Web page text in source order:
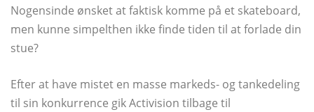
Nogensinde ønsket at faktisk komme på et skateboard,
men kunne simpelthen ikke finde tiden til at forlade din
stue?
Efter at have mistet en masse markeds- og tankedeling
til sin konkurrence gik Activision tilbage til